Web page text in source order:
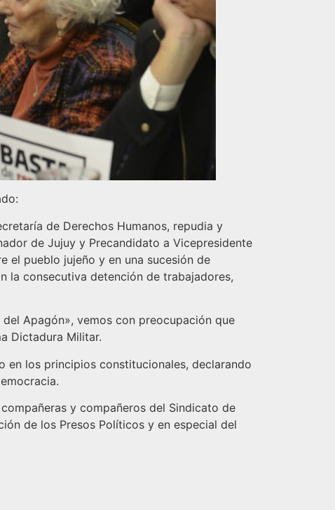
de Derechos Humanos, repudia y
de Jujuy y Precandidato a Vicepresidente
el pueblo jujeño y en una sucesión de
la consecutiva detención de trabajadores,
Apagón», vemos con preocupación que
Dictadura Militar.
en los principios constitucionales, declarando
y compañeros del Sindicato de
de los Presos Políticos y en especial del